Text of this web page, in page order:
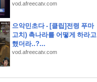
vod.afreecatv.com
으악민초다 - [클립]전령 푸마
고치) 촉나라를 어떻게 하라고
했더라..?...
vod.afreecatv.com